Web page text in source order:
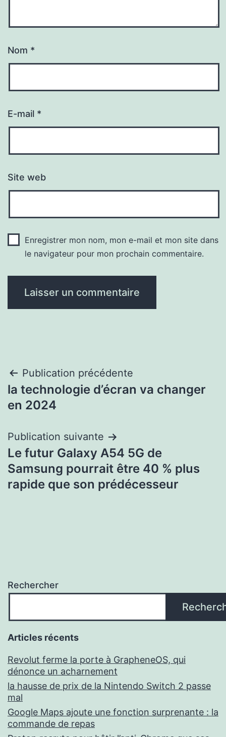
Nom *
E-mail *
Site web
Enregistrer mon nom, mon e-mail et mon site dans
le navigateur pour mon prochain commentaire.
Navigation
de
Publication précédente
la technologie d’écran va changer
en 2024
Publication suivante
Le futur Galaxy A54 5G de
Samsung pourrait être 40 % plus
rapide que son prédécesseur
Rechercher
Articles récents
Revolut ferme la porte à GrapheneOS, qui
dénonce un acharnement
la hausse de prix de la Nintendo Switch 2 passe
mal
Google Maps ajoute une fonction surprenante : la
commande de repas